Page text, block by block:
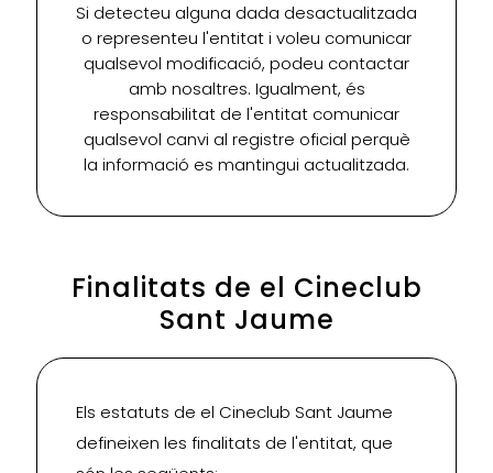
Si detecteu alguna dada desactualitzada
o representeu l'entitat i voleu comunicar
qualsevol modificació, podeu contactar
amb nosaltres. Igualment, és
responsabilitat de l'entitat comunicar
qualsevol canvi al registre oficial perquè
la informació es mantingui actualitzada.
Finalitats de el Cineclub
Sant Jaume
Els estatuts de el Cineclub Sant Jaume
defineixen les finalitats de l'entitat, que